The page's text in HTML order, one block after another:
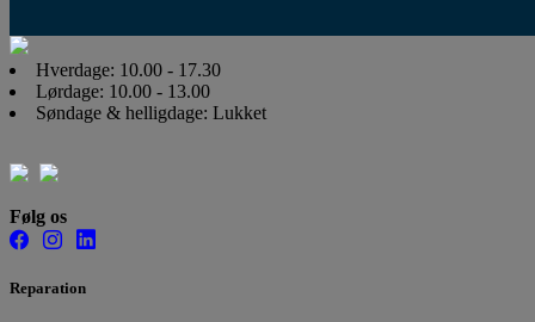
Hverdage: 10.00 - 17.30
Lørdage: 10.00 - 13.00
Søndage & helligdage: Lukket
Følg os
Reparation